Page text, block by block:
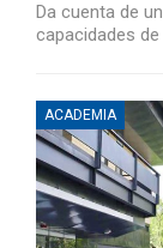
Da cuenta de
capacidades
ACADEMIA